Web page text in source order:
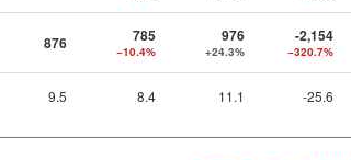
876 785
−10.4%
976
+24.3%
-2,154
−320.7%
9.5 8.4 11.1 -25.6